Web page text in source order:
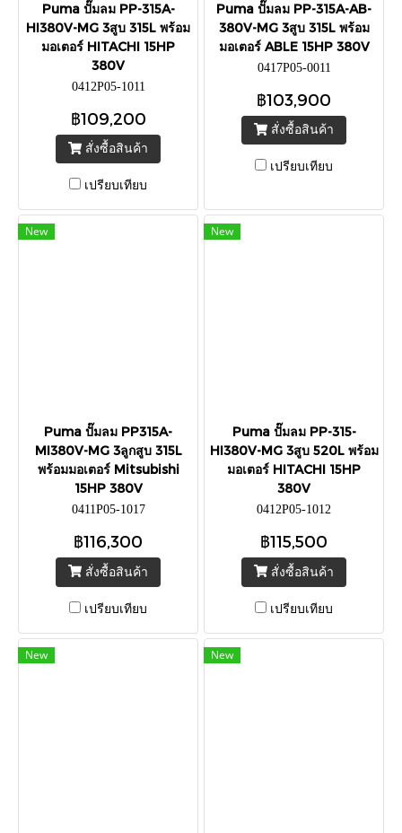
Puma ปั๊มลม PP-315A-
HI380V-MG 3สูบ 315L พร้อม
มอเตอร์ HITACHI 15HP
380V
0412P05-1011
฿109,200
สั่งซื้อสินค้า
เปรียบเทียบ
Puma ปั๊มลม PP-315A-AB-
380V-MG 3สูบ 315L พร้อม
มอเตอร์ ABLE 15HP 380V
0417P05-0011
฿103,900
สั่งซื้อสินค้า
เปรียบเทียบ
New
Puma ปั๊มลม PP315A-
MI380V-MG 3ลูกสูบ 315L
พร้อมมอเตอร์ Mitsubishi
15HP 380V
0411P05-1017
฿116,300
สั่งซื้อสินค้า
เปรียบเทียบ
New
Puma ปั๊มลม PP-315-
HI380V-MG 3สูบ 520L พร้อม
มอเตอร์ HITACHI 15HP
380V
0412P05-1012
฿115,500
สั่งซื้อสินค้า
เปรียบเทียบ
New New